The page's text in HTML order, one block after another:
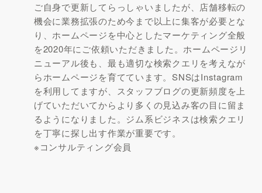
ご自身で更新してらっしゃいましたが、店舗移転の
機会に業務拡張のため今まで以上に集客が必要とな
り、ホームページを中心としたマーケティング全般
を2020年にご依頼いただきました。ホームページリ
ニューアル後も、最も適切な検索クエリを考えなが
らホームページを育てています。SNSはInstagram
を利用してますが、スタッフブログの更新頻度を上
げていただいてからより多くの見込み客の目に留ま
るようになりました。ジム系ビジネスは検索クエリ
を丁寧に探し出す作業が重要です。
※コンサルティング会員